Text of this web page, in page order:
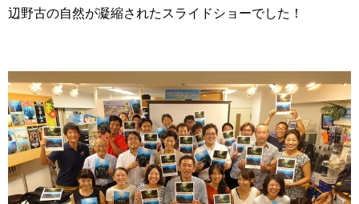
辺野古の自然が凝縮されたスライドショーでした！